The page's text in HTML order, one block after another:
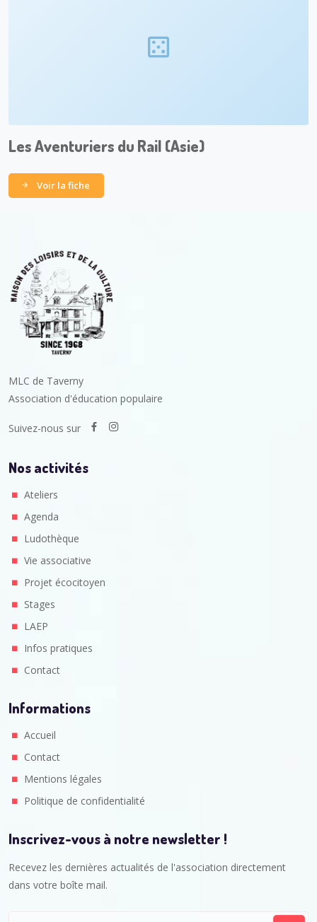
Les Aventuriers du Rail (Asie)
Voir la fiche
MLC de Taverny
Association d'éducation populaire
Suivez-nous sur
Nos activités
Ateliers
Agenda
Ludothèque
Vie associative
Projet écocitoyen
Stages
LAEP
Infos pratiques
Contact
Informations
Accueil
Contact
Mentions légales
Politique de confidentialité
Inscrivez-vous à notre newsletter !
Recevez les dernières actualités de l'association directement
dans votre boîte mail.